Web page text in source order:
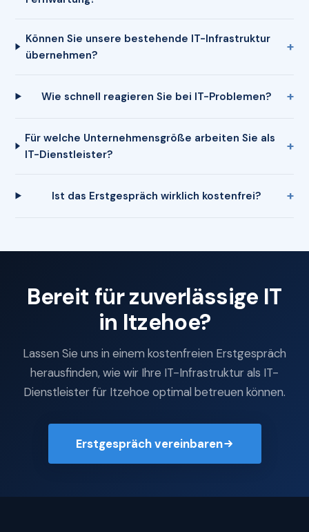
Können Sie unsere bestehende IT-Infrastruktur
übernehmen?
Wie schnell reagieren Sie bei IT-Problemen?
Für welche Unternehmensgröße arbeiten Sie als
IT-Dienstleister?
Ist das Erstgespräch wirklich kostenfrei?
Bereit für zuverlässige IT
in Itzehoe?
Lassen Sie uns in einem kostenfreien Erstgespräch
herausfinden, wie wir Ihre IT-Infrastruktur als IT-
Dienstleister für Itzehoe optimal betreuen können.
Erstgespräch vereinbaren